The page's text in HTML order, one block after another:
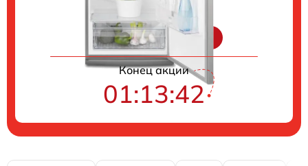
Цены на ремонт
Конец акции
01:13:41